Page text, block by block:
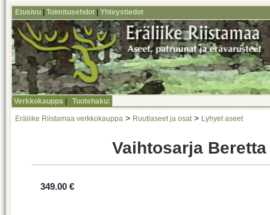
Etusivu Toimitusehdot Yhteystiedot
Verkkokauppa Tuotehaku:
Eräliike Riistamaa verkkokauppa > Ruutiaseet ja osat > Lyhyet aseet
Vaihtosarja Beretta
349.00 €